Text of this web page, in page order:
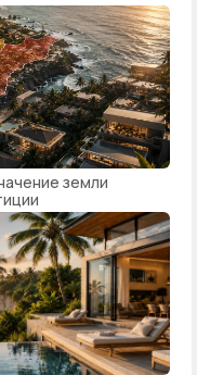
земли